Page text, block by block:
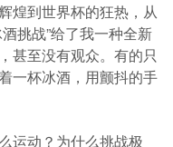
煌到世界杯的狂热，从
挑战”给了我一种全新
至没有观众。有的只
一杯冰酒，用颤抖的手
运动？为什么挑战极